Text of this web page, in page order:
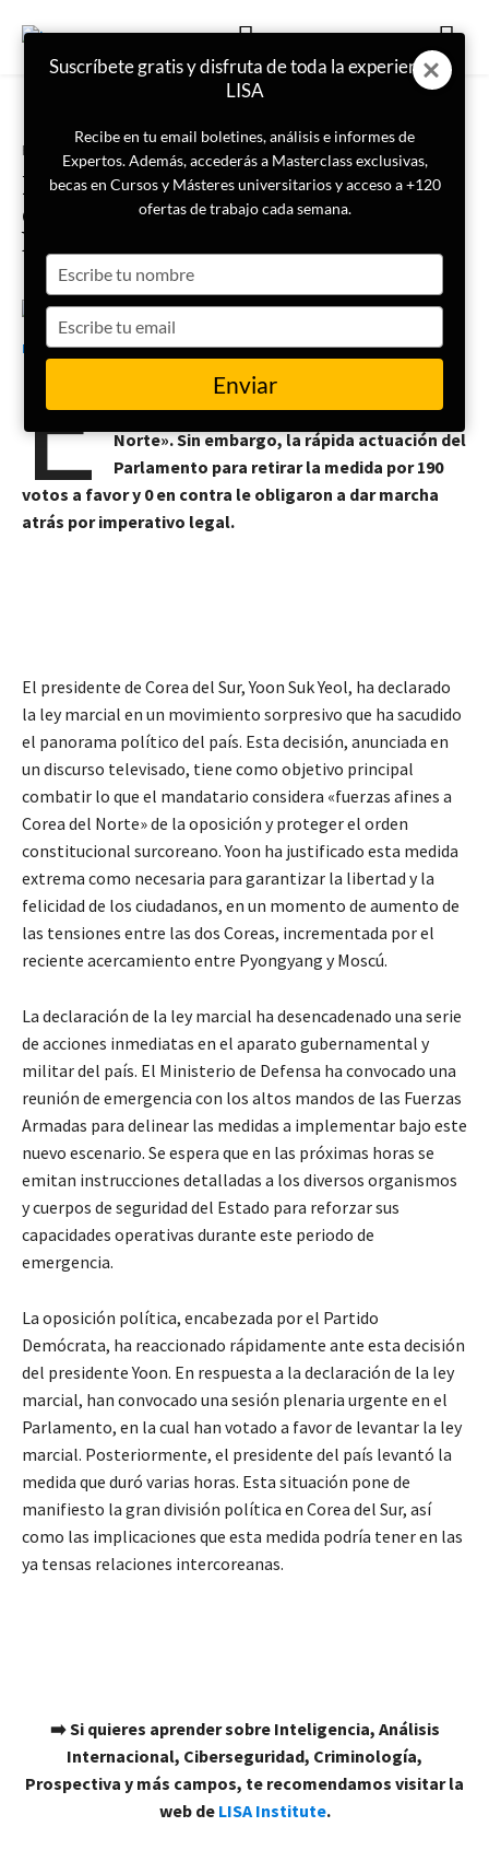
Portada
El presidente de Corea del Sur
declara la ley marcial y la retira a
las horas
LISA News
E
l objetivo, según el mandatario, era
«derrocar a las fuerzas afines a Corea del
Norte». Sin embargo, la rápida actuación del
Parlamento para retirar la medida por 190
votos a favor y 0 en contra le obligaron a dar marcha
atrás por imperativo legal.
El presidente de Corea del Sur, Yoon Suk Yeol, ha declarado
la ley marcial en un movimiento sorpresivo que ha sacudido
el panorama político del país. Esta decisión, anunciada en
un discurso televisado, tiene como objetivo principal
combatir lo que el mandatario considera «fuerzas afines a
Corea del Norte» de la oposición y proteger el orden
constitucional surcoreano. Yoon ha justificado esta medida
extrema como necesaria para garantizar la libertad y la
felicidad de los ciudadanos, en un momento de aumento de
las tensiones entre las dos Coreas, incrementada por el
reciente acercamiento entre Pyongyang y Moscú.
La declaración de la ley marcial ha desencadenado una serie
de acciones inmediatas en el aparato gubernamental y
militar del país. El Ministerio de Defensa ha convocado una
reunión de emergencia con los altos mandos de las Fuerzas
Armadas para delinear las medidas a implementar bajo este
nuevo escenario. Se espera que en las próximas horas se
emitan instrucciones detalladas a los diversos organismos
y cuerpos de seguridad del Estado para reforzar sus
capacidades operativas durante este periodo de
emergencia.
La oposición política, encabezada por el Partido
Demócrata, ha reaccionado rápidamente ante esta decisión
del presidente Yoon. En respuesta a la declaración de la ley
marcial, han convocado una sesión plenaria urgente en el
Parlamento, en la cual han votado a favor de levantar la ley
marcial. Posteriormente, el presidente del país levantó la
medida que duró varias horas. Esta situación pone de
manifiesto la gran división política en Corea del Sur, así
como las implicaciones que esta medida podría tener en las
ya tensas relaciones intercoreanas.
➡️ Si quieres aprender sobre Inteligencia, Análisis
Internacional, Ciberseguridad, Criminología,
Prospectiva y más campos, te recomendamos visitar la
web de LISA Institute.
Suscríbete gratis y disfruta de toda la experiencia
LISA
Recibe en tu email boletines, análisis e informes de
Expertos. Además, accederás a Masterclass exclusivas,
becas en Cursos y Másteres universitarios y acceso a +120
ofertas de trabajo cada semana.
your
name
your
email
Enviar